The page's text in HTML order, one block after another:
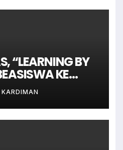
“LEARNING BY
KE